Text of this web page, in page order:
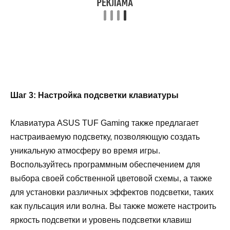
Шаг 3: Настройка подсветки клавиатуры
Клавиатура ASUS TUF Gaming также предлагает
настраиваемую подсветку, позволяющую создать
уникальную атмосферу во время игры.
Воспользуйтесь программным обеспечением для
выбора своей собственной цветовой схемы, а также
для установки различных эффектов подсветки, таких
как пульсация или волна. Вы также можете настроить
яркость подсветки и уровень подсветки клавиш